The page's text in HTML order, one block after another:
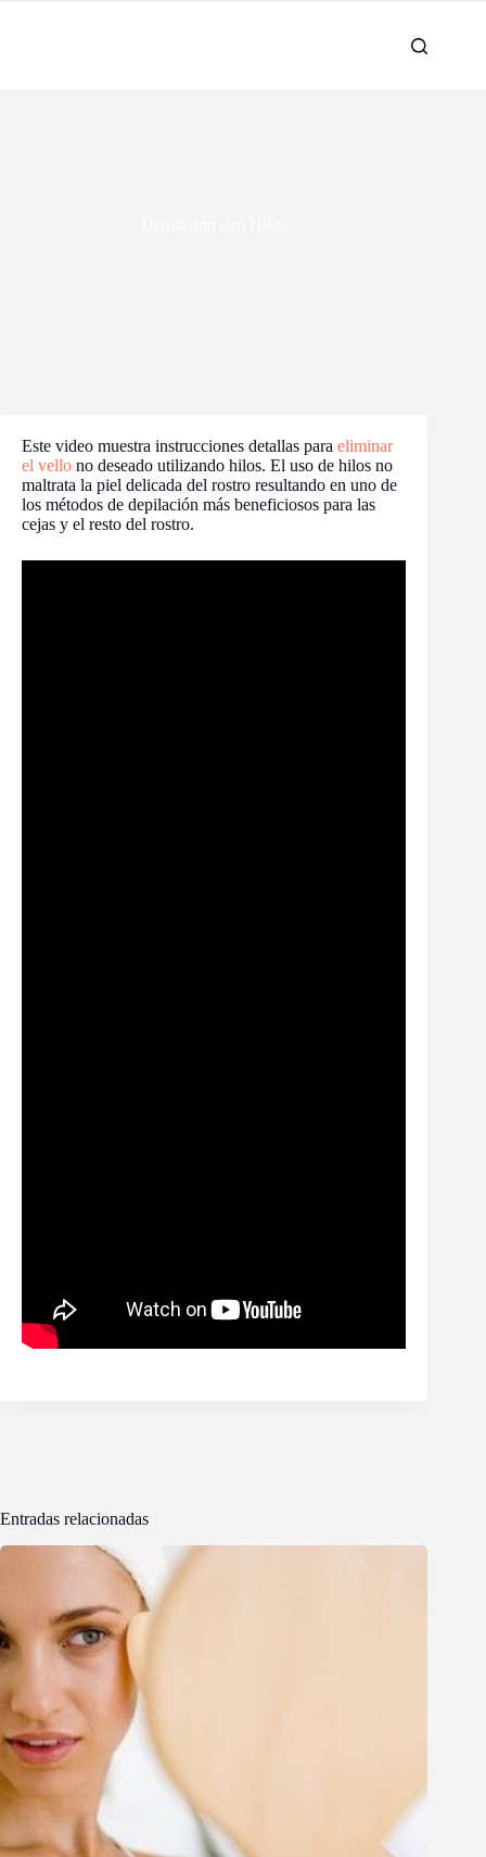
Este video muestra instrucciones detallas para eliminar
el vello no deseado utilizando hilos. El uso de hilos no
maltrata la piel delicada del rostro resultando en uno de
los métodos de depilación más beneficiosos para las
cejas y el resto del rostro.
Entradas relacionadas